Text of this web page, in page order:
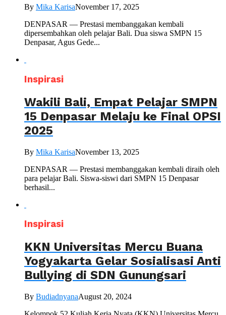
By Mika KarisaNovember 17, 2025
DENPASAR — Prestasi membanggakan kembali
dipersembahkan oleh pelajar Bali. Dua siswa SMPN 15
Denpasar, Agus Gede...
Inspirasi
Wakili Bali, Empat Pelajar SMPN
15 Denpasar Melaju ke Final OPSI
2025
By Mika KarisaNovember 13, 2025
DENPASAR — Prestasi membanggakan kembali diraih oleh
para pelajar Bali. Siswa-siswi dari SMPN 15 Denpasar
berhasil...
Inspirasi
KKN Universitas Mercu Buana
Yogyakarta Gelar Sosialisasi Anti
Bullying di SDN Gunungsari
By BudiadnyanaAugust 20, 2024